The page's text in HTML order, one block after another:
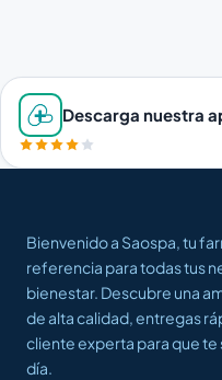
Descarga nuestra
Bienvenido a Saospa, tu
referencia para todas tus
bienestar. Descubre una
de alta calidad, entregas
cliente experta para que te
día.